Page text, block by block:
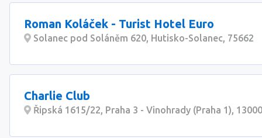
Roman Koláček - Turist Hotel Euro
Solanec pod Soláněm 620, Hutisko-Solanec, 75662
Charlie Club
Řipská 1615/22, Praha 3 - Vinohrady (Praha 1), 13000